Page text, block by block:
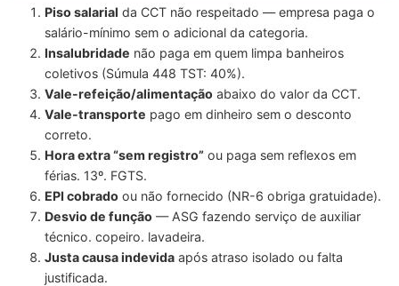
Piso salarial da CCT não respeitado — empresa paga o
salário-mínimo sem o adicional da categoria.
Insalubridade não paga em quem limpa banheiros
coletivos (Súmula 448 TST: 40%).
Vale-refeição/alimentação abaixo do valor da CCT.
Vale-transporte pago em dinheiro sem o desconto
correto.
Hora extra “sem registro” ou paga sem reflexos em
férias. 13º. FGTS.
EPI cobrado ou não fornecido (NR-6 obriga gratuidade).
Desvio de função — ASG fazendo serviço de auxiliar
técnico. copeiro. lavadeira.
Justa causa indevida após atraso isolado ou falta
justificada.